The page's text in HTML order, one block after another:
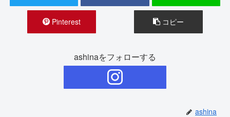
Pinterest コピー
ashinaをフォローする
ashina